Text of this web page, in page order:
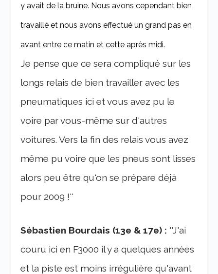
y avait de la bruine. Nous avons cependant bien
travaillé et nous avons effectué un grand pas en
avant entre ce matin et cette après midi.
Je pense que ce sera compliqué sur les
longs relais de bien travailler avec les
pneumatiques ici et vous avez pu le
voire par vous-même sur d'autres
voitures. Vers la fin des relais vous avez
même pu voire que les pneus sont lisses
alors peu être qu'on se prépare déjà
pour 2009 !''
Sébastien Bourdais (13e & 17e) : ''J'ai
couru ici en F3000 il y a quelques années
et la piste est moins irrégulière qu'avant